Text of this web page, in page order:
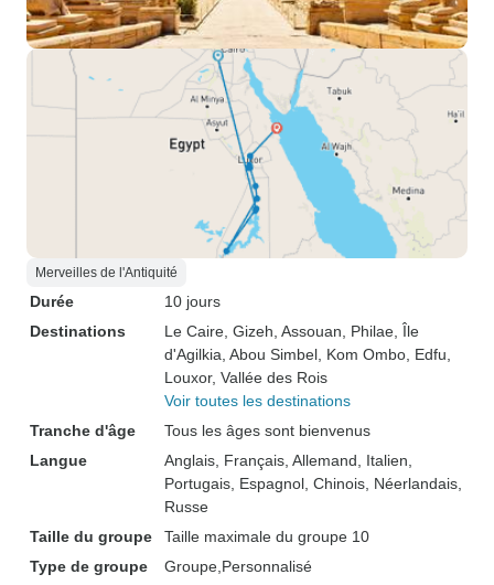
Merveilles de l'Antiquité
Durée
10 jours
Destinations
Le Caire , Gizeh , Assouan , Philae , Île
d'Agilkia , Abou Simbel , Kom Ombo , Edfu
Louxor, Vallée des Rois
Voir toutes les destinations
Tranche d'âge
Tous les âges sont bienvenus
Langue
Anglais, Français, Allemand, Italien,
Portugais, Espagnol, Chinois, Néerlandais,
Russe
Taille du groupe
Taille maximale du groupe 10
Type de groupe
Groupe Personnalisé